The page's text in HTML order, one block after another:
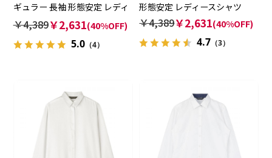
ギュラー 長袖 形態安定 レディ
ースシャツ
￥4,389￥2,631(40%OFF)
5.0（4）
形態安定 レディースシャツ
￥4,389￥2,631(40%OFF)
4.7 （3）